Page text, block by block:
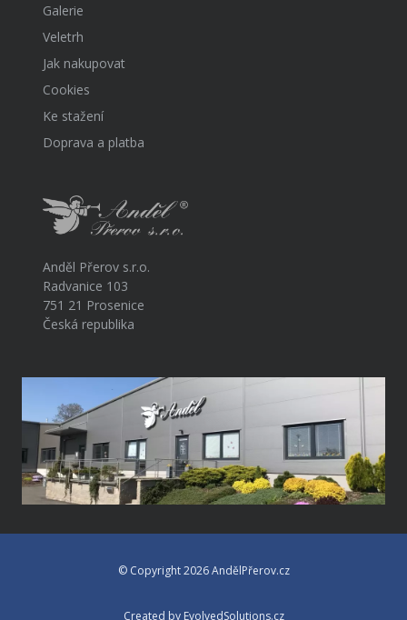
Galerie
Veletrh
Jak nakupovat
Cookies
Ke stažení
Doprava a platba
Anděl Přerov s.r.o.
Radvanice 103
751 21 Prosenice
Česká republika
© Copyright 2026 AndělPřerov.cz
Created by EvolvedSolutions.cz